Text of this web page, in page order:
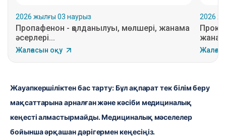
2026 жылғы 03 наурыз
Пропафенон - қолданылуы, мөлшері, жанама
әсерлері...
Жалғасын оқу
2026
Жауапкершіліктен бас тарту: Бұл ақпарат тек білім беру
мақсаттарына арналған және кәсіби медициналық
кеңесті алмастырмайды. Медициналық мәселелер
бойынша әрқашан дәрігермен кеңесіңіз.